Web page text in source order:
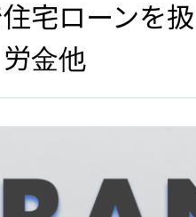
宅ローンを
金他